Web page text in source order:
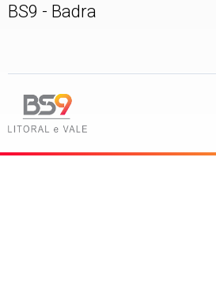
BS9 - Badra